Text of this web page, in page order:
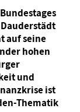
auf seine
hohen
und
ist
Thematik